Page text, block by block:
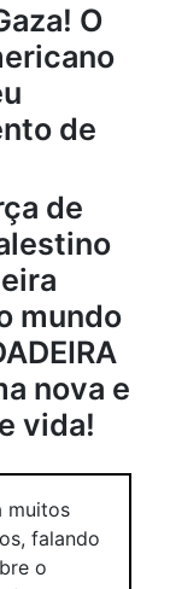
O
de
de
mundo
nova e
vida!
muitos
falando
o